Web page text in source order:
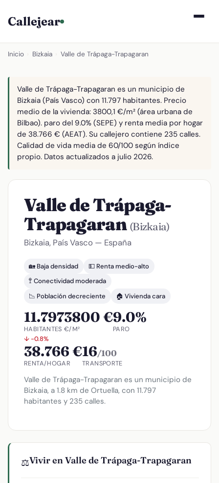
Callejear
Inicio Bizkaia Valle de Trápaga-Trapagaran
Valle de Trápaga-Trapagaran es un municipio de
Bizkaia (País Vasco) con 11.797 habitantes. Precio
medio de la vivienda: 3800,1 €/m² (área urbana de
Bilbao). paro del 9.0% (SEPE) y renta media por hogar
de 38.766 € (AEAT). Su callejero contiene 235 calles.
Calidad de vida media de 60/100 según índice
propio. Datos actualizados a julio 2026.
Valle de Trápaga-
Trapagaran (Bizkaia)
Bizkaia, País Vasco — España
🏡 Baja densidad
💵 Renta medio-alto
🚏 Conectividad moderada
📉 Población decreciente
🏠 Vivienda cara
11.797
HABITANTES
↓ -0.8%
3800 €
€/M²
9.0%
PARO
38.766 €
RENTA/HOGAR
16/100
TRANSPORTE
Valle de Trápaga-Trapagaran es un municipio de
Bizkaia, a 1.8 km de Ortuella, con 11.797
habitantes y 235 calles.
⚖️Vivir en Valle de Trápaga-Trapagaran